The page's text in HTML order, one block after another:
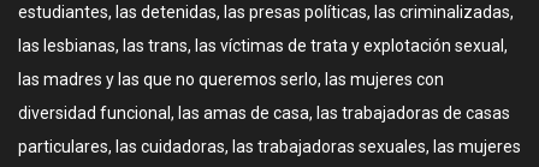
estudiantes, las detenidas, las presas políticas, las criminalizadas,
las lesbianas, las trans, las víctimas de trata y explotación sexual,
las madres y las que no queremos serlo, las mujeres con
diversidad funcional, las amas de casa, las trabajadoras de casas
particulares, las cuidadoras, las trabajadoras sexuales, las mujeres